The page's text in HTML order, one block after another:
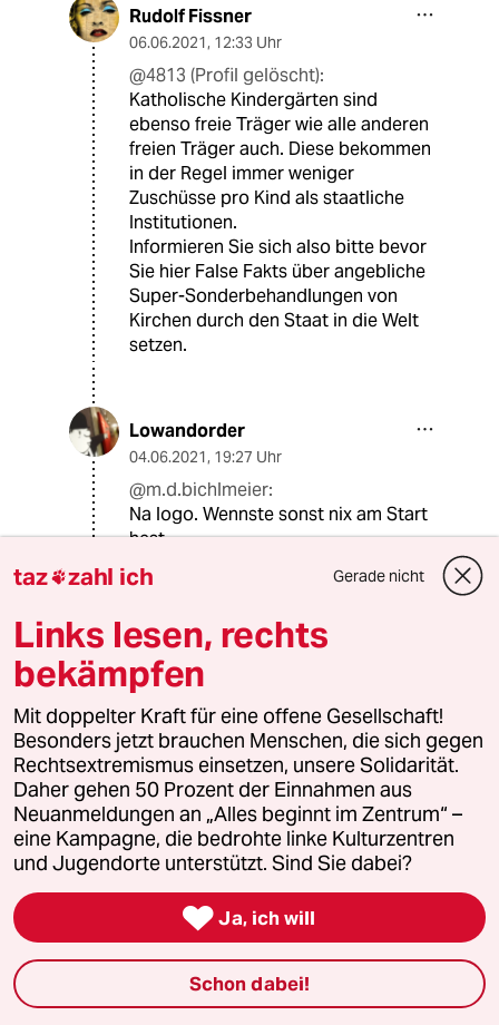
Rudolf Fissner
06.06.2021, 12:33 Uhr
@4813 (Profil gelöscht):
Katholische Kindergärten sind
ebenso freie Träger wie alle anderen
freien Träger auch. Diese bekommen
in der Regel immer weniger
Zuschüsse pro Kind als staatliche
Institutionen.
Informieren Sie sich also bitte bevor
Sie hier False Fakts über angebliche
Super-Sonderbehandlungen von
Kirchen durch den Staat in die Welt
setzen.
Lowandorder
04.06.2021, 19:27 Uhr
@m.d.bichlmeier:
Na logo. Wennste sonst nix am Start
hest
Viel Glück 🍀 - Newahr.
Brauchste 😎 - Normal
BB Benedikt Bräutigam
04.06.2021 ,15:51 Uhr
Das ist auf jeden Fall mal gelebte, konkrete
Verantwortung. "Ich bin auch schuld", sagt da
einer, das ist selten. Bei uns sind ja sonst
immer die anderen schuld, jedenfalls viel mehr
und machen kann man ja ohnehin nicht viel.
Stimmt aber nicht.
Breitmaulfrosch
taz zahl ich Gerade nicht
Links lesen, rechts
bekämpfen
Mit doppelter Kraft für eine offene Gesellschaft!
Besonders jetzt brauchen Menschen, die sich gegen
Rechtsextremismus einsetzen, unsere Solidarität.
Daher gehen 50 Prozent der Einnahmen aus
Neuanmeldungen an „Alles beginnt im Zentrum“ –
eine Kampagne, die bedrohte linke Kulturzentren
und Jugendorte unterstützt. Sind Sie dabei?
 Ja, ich will
Schon dabei!